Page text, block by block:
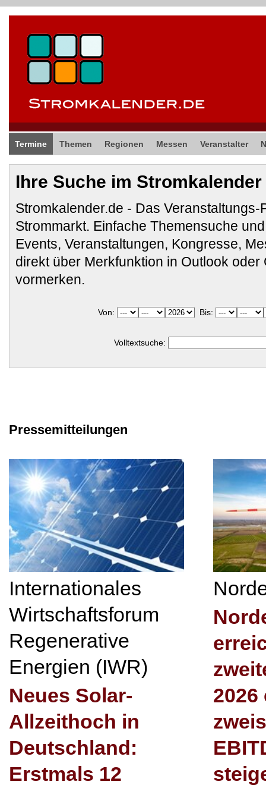
Termine Themen Regionen Messen Veranstalter
Ihre Suche im Stromkalender
Stromkalender.de - Das Veranstaltungs-
Strommarkt. Einfache Themensuche
Events, Veranstaltungen, Kongresse,
direkt über Merkfunktion in Outlook oder
vormerken.
Von: Bis:
Volltextsuche:
Pressemitteilungen
Internationales
Wirtschaftsforum
Regenerative
Energien (IWR)
Neues Solar-
Allzeithoch in
Deutschland:
Erstmals 12
2026